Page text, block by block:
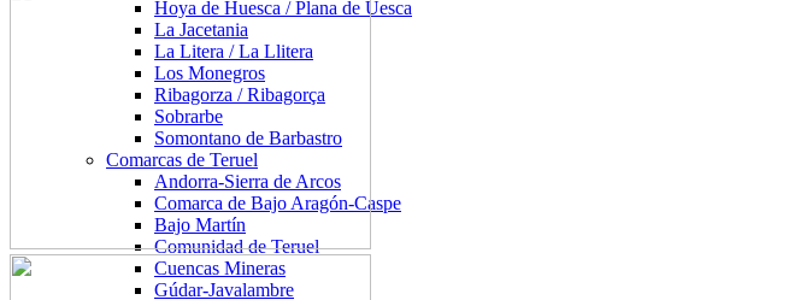
Hoya de Huesca / Plana de Uesca
La Jacetania
La Litera / La Llitera
Los Monegros
Ribagorza / Ribagorça
Sobrarbe
Somontano de Barbastro
Comarcas de Teruel
Andorra-Sierra de Arcos
Comarca de Bajo Aragón-Caspe
Bajo Martín
Comunidad de Teruel
Cuencas Mineras
Gúdar-Javalambre